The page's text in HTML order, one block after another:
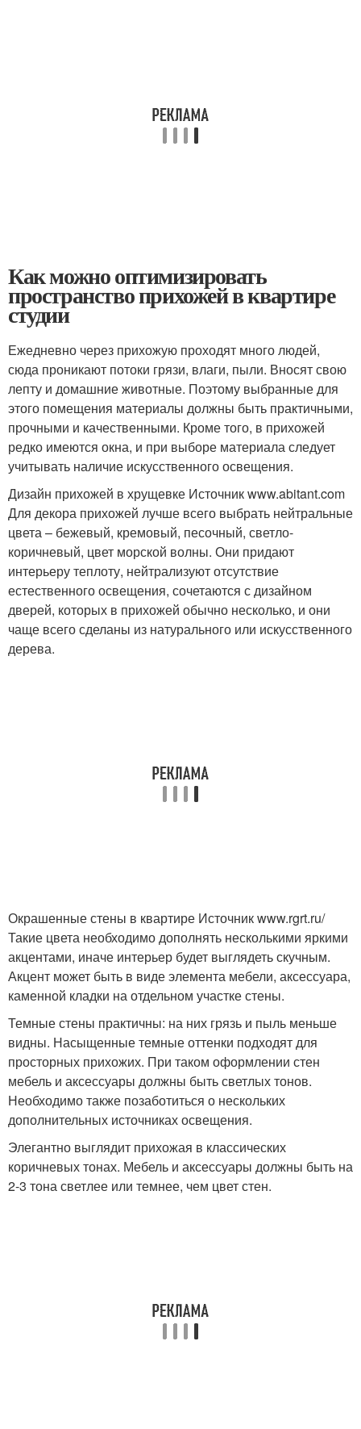
Как можно оптимизировать
пространство прихожей в квартире
студии
Ежедневно через прихожую проходят много людей,
сюда проникают потоки грязи, влаги, пыли. Вносят свою
лепту и домашние животные. Поэтому выбранные для
этого помещения материалы должны быть практичными,
прочными и качественными. Кроме того, в прихожей
редко имеются окна, и при выборе материала следует
учитывать наличие искусственного освещения.
Дизайн прихожей в хрущевке Источник www.abitant.com
Для декора прихожей лучше всего выбрать нейтральные
цвета – бежевый, кремовый, песочный, светло-
коричневый, цвет морской волны. Они придают
интерьеру теплоту, нейтрализуют отсутствие
естественного освещения, сочетаются с дизайном
дверей, которых в прихожей обычно несколько, и они
чаще всего сделаны из натурального или искусственного
дерева.
Окрашенные стены в квартире Источник www.rgrt.ru/
Такие цвета необходимо дополнять несколькими яркими
акцентами, иначе интерьер будет выглядеть скучным.
Акцент может быть в виде элемента мебели, аксессуара,
каменной кладки на отдельном участке стены.
Темные стены практичны: на них грязь и пыль меньше
видны. Насыщенные темные оттенки подходят для
просторных прихожих. При таком оформлении стен
мебель и аксессуары должны быть светлых тонов.
Необходимо также позаботиться о нескольких
дополнительных источниках освещения.
Элегантно выглядит прихожая в классических
коричневых тонах. Мебель и аксессуары должны быть на
2-3 тона светлее или темнее, чем цвет стен.